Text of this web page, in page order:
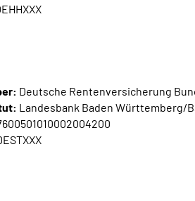
Deutsche Rentenversicherung
Landesbank Baden Württemberg/